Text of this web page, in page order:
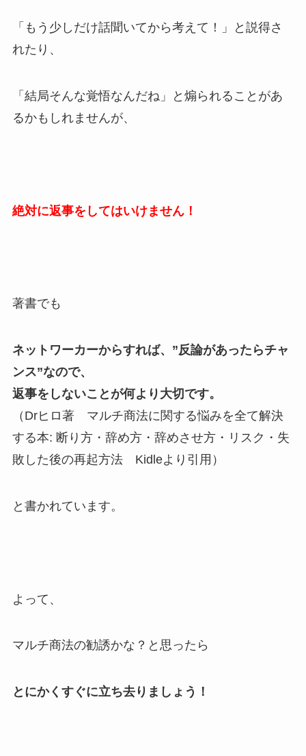
「もう少しだけ話聞いてから考えて！」と説得さ
れたり、
「結局そんな覚悟なんだね」と煽られることがあ
るかもしれませんが、
絶対に返事をしてはいけません！
著書でも
ネットワーカーからすれば、”反論があったらチャ
ンス”なので、
返事をしないことが何より大切です。
（Drヒロ著 マルチ商法に関する悩みを全て解決
する本: 断り方・辞め方・辞めさせ方・リスク・失
敗した後の再起方法 Kidleより引用）
と書かれています。
よって、
マルチ商法の勧誘かな？と思ったら
とにかくすぐに立ち去りましょう！